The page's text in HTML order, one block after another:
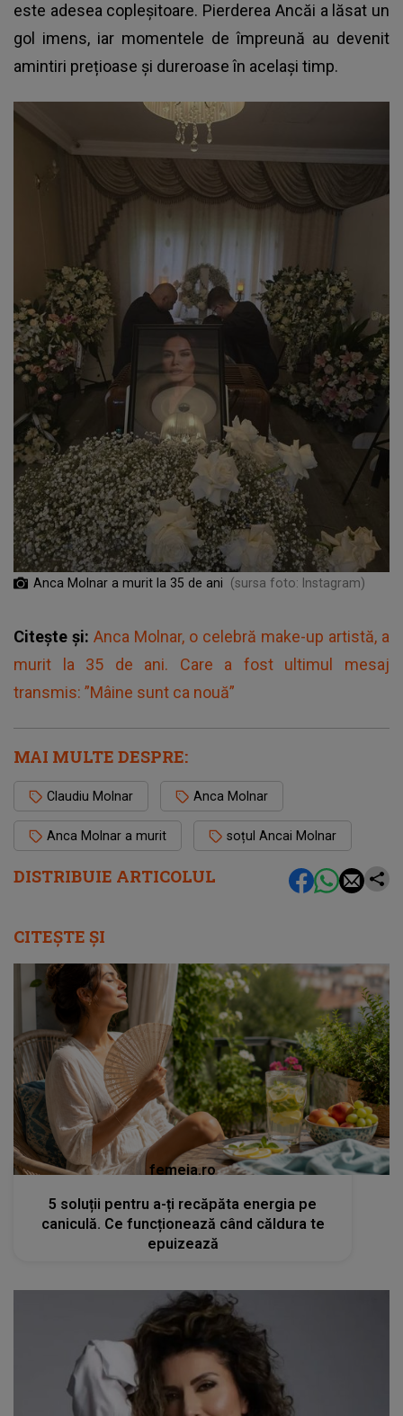
DISTRIBUIE ARTICOLUL
este adesea copleșitoare. Pierderea Ancăi a lăsat un
gol imens, iar momentele de împreună au devenit
amintiri prețioase și dureroase în același timp.
Anca Molnar a murit la 35 de ani (sursa foto: Instagram)
Citește și: Anca Molnar, o celebră make-up artistă, a
murit la 35 de ani. Care a fost ultimul mesaj
transmis: ”Mâine sunt ca nouă”
MAI MULTE DESPRE:
Claudiu Molnar Anca Molnar
Anca Molnar a murit soțul Ancai Molnar
CITEȘTE ȘI
femeia.ro
5 soluții pentru a-ți recăpăta energia pe
caniculă. Ce funcționează când căldura te
epuizează